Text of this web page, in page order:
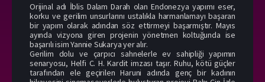
Orijinal adı İblis Dalam Darah olan Endonezya yapımı eser,
korku ve gerilim unsurlarını ustalıkla harmanlamayı başaran
bir yapım olarak adından söz ettirmeyi başarmıştır. Mayıs
ayında vizyona giren projenin yönetmen koltuğunda ise
başarılı isim Yannie Sukarya yer alır.
Gerilim dolu ve çarpıcı sahnelerle ev sahipliği yapımın
senaryosu, Helfi C. H. Kardit imzası taşır. Ruhu, kötü güçler
tarafından ele geçirilen Haruni adında genç bir kadının